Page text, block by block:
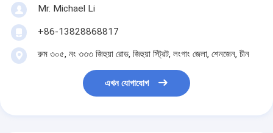
Mr. Michael Li
+86-13828868817
রুম ৩০৫, নং ৩৩৩ জিহুয়া রোড, জিহুয়া স্ট্রিট, লংগাং জেলা, শেনজেন, চীন
এখন যোগাযোগ